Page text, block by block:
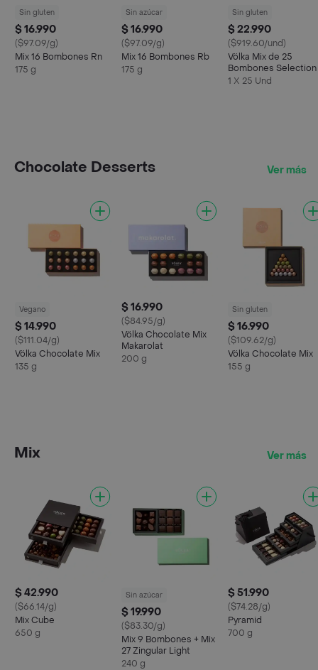
Sin gluten
$ 16.990
($97.09/g)
Mix 16 Bombones Rn
175 g
Sin azúcar
$ 16.990
($97.09/g)
Mix 16 Bombones Rb
175 g
Sin gluten
$ 22.990
($919.60/und)
Völka Mix de 25
Bombones Selection
1 X 25 Und
Chocolate Desserts Ver más
Vegano
$ 14.990
($111.04/g)
Völka Chocolate Mix
135 g
$ 16.990
($84.95/g)
Völka Chocolate Mix
Makarolat
200 g
Sin gluten
$ 16.990
($109.62/g)
Völka Chocolate Mix
155 g
Mix Ver más
$ 42.990
($66.14/g)
Mix Cube
650 g
Sin azúcar
$ 19.990
($83.30/g)
Mix 9 Bombones + Mix
27 Zingular Light
240 g
$ 51.990
($74.28/g)
Pyramid
700 g